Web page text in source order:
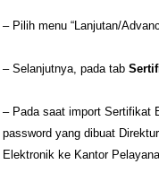
– Pilih menu “Lanjutan/
– Selanjutnya, pada tab
– Pada saat import Sertifikat
password yang dibuat
Elektronik ke Kantor